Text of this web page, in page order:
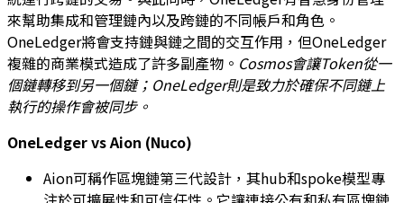
來幫助集成和管理鏈內以及跨鏈的不同帳戶和角色。
OneLedger將會支持鏈與鏈之間的交互作用，但OneLedger
複雜的商業模式造成了許多副產物。 Cosmos會讓Token從一
個鏈轉移到另一個鏈； OneLedger則是致力於確保不同鏈上
執行的操作會被同步。
OneLedger vs Aion (Nuco)
Aion可稱作區塊鏈第三代設計，其hub和spoke模型專